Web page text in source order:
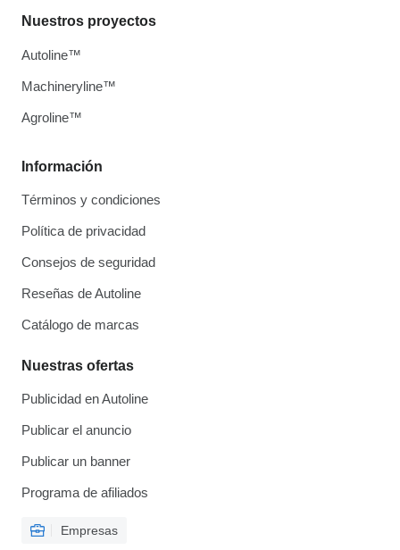
Información
Términos y condiciones
Política de privacidad
Consejos de seguridad
Reseñas de Autoline
Catálogo de marcas
Nuestras ofertas
Publicidad en Autoline
Publicar el anuncio
Publicar un banner
Programa de afiliados
Empresas
Nuestros proyectos
Autoline™
Machineryline™
Agroline™